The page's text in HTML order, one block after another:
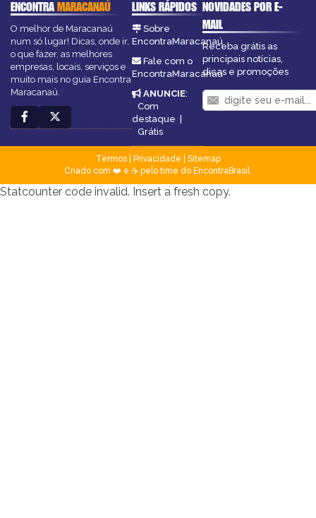
ENCONTRAMARACANAÚ
O melhor de Maracanaú
num só lugar! Dicas, onde ir,
o que fazer, as melhores
empresas, locais, serviços e
muito mais no guia Encontra
Maracanaú.
LINKS RÁPIDOS
Sobre
EncontraMaracanaú
Fale com o
EncontraMaracanaú
ANUNCIE:
Com
destaque |
Grátis
NOVIDADES POR E-
MAIL
Receba grátis as
principais notícias,
dicas e promoções
Termos| Privacidade
Sitemap
Criado com ❤️ e ☕ pelo time do EncontraBrasil
Statcounter code invalid. Insert a fresh copy.